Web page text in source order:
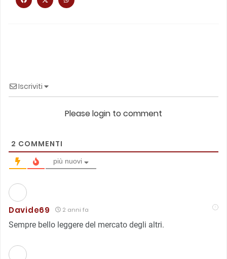
Iscriviti
Please login to comment
2 COMMENTI
più nuovi
Davide69 2 anni fa
Sempre bello leggere del mercato degli altri.